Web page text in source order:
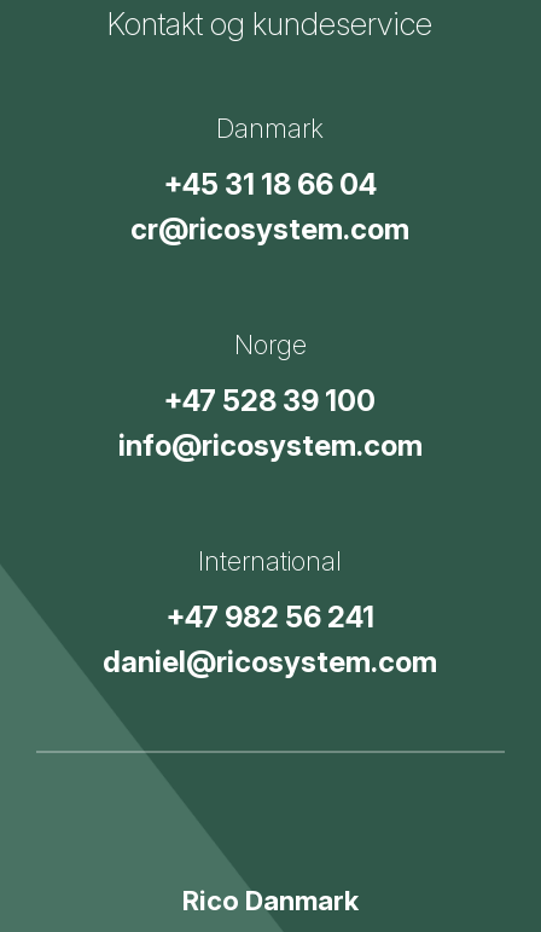
Kontakt og kundeservice
Danmark
+45 31 18 66 04
cr@ricosystem.com
Norge
+47 528 39 100
info@ricosystem.com
International
+47 982 56 241
daniel@ricosystem.com
Rico Danmark